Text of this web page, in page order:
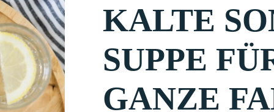
KALTE
SUPPE
GANZE